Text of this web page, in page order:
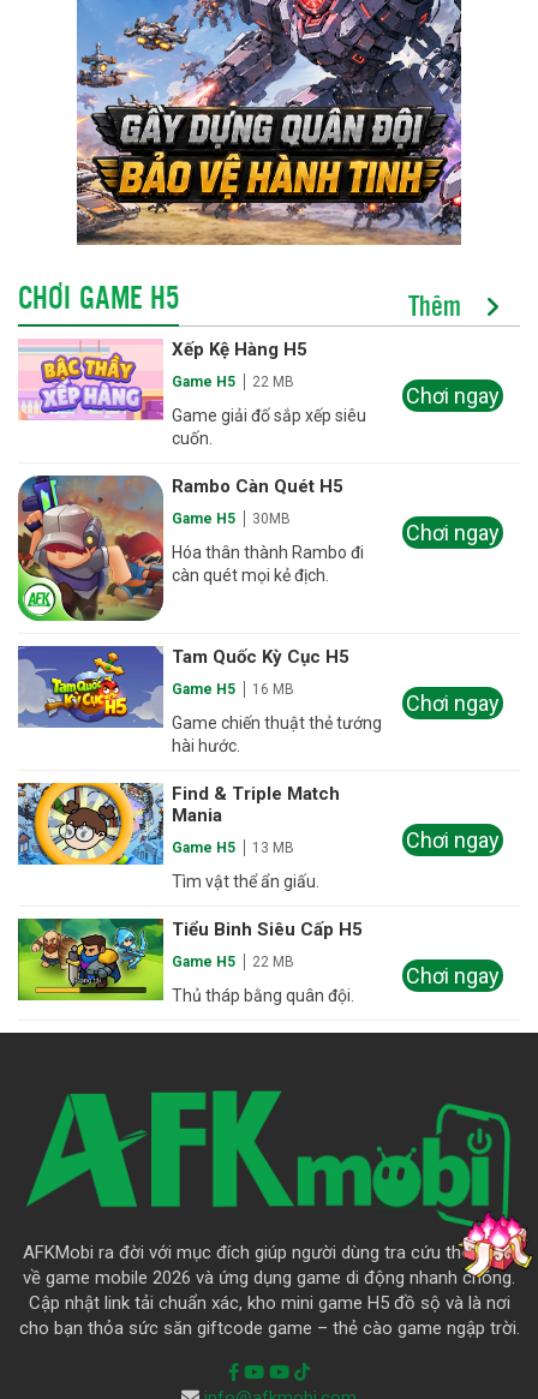
CHƠI GAME H5 Thêm
Xếp Kệ Hàng H5
Game H5 22 MB
Game giải đố sắp xếp siêu
cuốn.
Chơi ngay
Rambo Càn Quét H5
Game H5 30MB
Hóa thân thành Rambo đi
càn quét mọi kẻ địch.
Chơi ngay
Tam Quốc Kỳ Cục H5
Game H5 16 MB
Game chiến thuật thẻ tướng
hài hước.
Chơi ngay
Find & Triple Match
Mania
Game H5 13 MB
Tìm vật thể ẩn giấu.
Chơi ngay
Tiểu Binh Siêu Cấp H5
Game H5 22 MB
Thủ tháp bằng quân đội.
Chơi ngay
AFKMobi ra đời với mục đích giúp người dùng tra cứu thông tin
về game mobile 2026 và ứng dụng game di động nhanh chóng.
Cập nhật link tải chuẩn xác, kho mini game H5 đồ sộ và là nơi
cho bạn thỏa sức săn giftcode game – thẻ cào game ngập trời.